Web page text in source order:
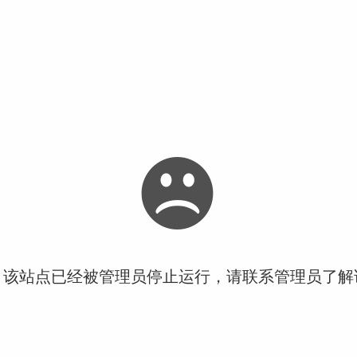
站点已经被管理员停止运行，请联系管理员了